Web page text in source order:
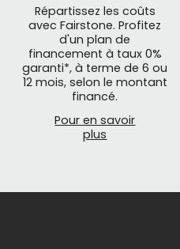
Répartissez les coûts
avec Fairstone. Profitez
d'un plan de
financement à taux 0%
garanti*, à terme de 6 ou
12 mois, selon le montant
financé.
Pour en savoir
plus